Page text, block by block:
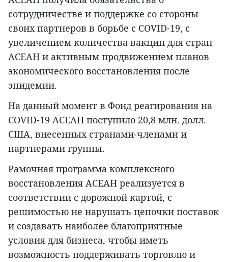
сотрудничестве и поддержке со стороны
своих партнеров в борьбе с COVID-19, с
увеличением количества вакцин для стран
АСЕАН и активным продвижением планов
экономического восстановления после
эпидемии.
На данный момент в Фонд реагирования на
COVID-19 АСЕАН поступило 20,8 млн. долл.
США, внесенных странами-членами и
партнерами группы.
Рамочная программа комплексного
восстановления АСЕАН реализуется в
соответствии с дорожной картой, с
решимостью не нарушать цепочки поставок
и создавать наиболее благоприятные
условия для бизнеса, чтобы иметь
возможность поддерживать торговлю и